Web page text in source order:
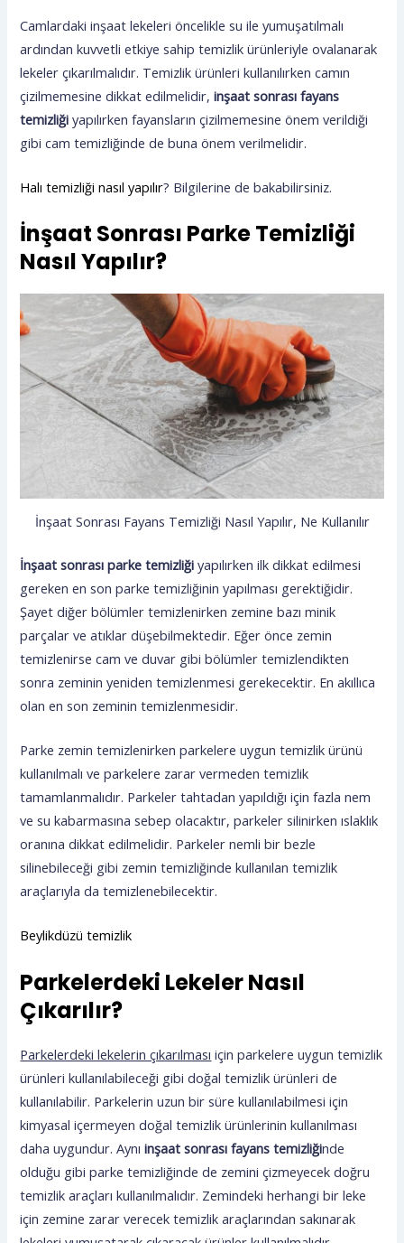
Camlardaki inşaat lekeleri öncelikle su ile yumuşatılmalı
ardından kuvvetli etkiye sahip temizlik ürünleriyle ovalanarak
lekeler çıkarılmalıdır. Temizlik ürünleri kullanılırken camın
çizilmemesine dikkat edilmelidir,inşaat sonrası fayans
temizliği yapılırken fayansların çizilmemesine önem verildiği
gibi cam temizliğinde de buna önem verilmelidir.
Halı temizliği nasıl yapılır? Bilgilerine de bakabilirsiniz.
İnşaat Sonrası Parke Temizliği
Nasıl Yapılır?
İnşaat Sonrası Fayans Temizliği Nasıl Yapılır, Ne Kullanılır
İnşaat sonrası parke temizliği yapılırken ilk dikkat edilmesi
gereken en son parke temizliğinin yapılması gerektiğidir.
Şayet diğer bölümler temizlenirken zemine bazı minik
parçalar ve atıklar düşebilmektedir. Eğer önce zemin
temizlenirse cam ve duvar gibi bölümler temizlendikten
sonra zeminin yeniden temizlenmesi gerekecektir. En akıllıca
olan en son zeminin temizlenmesidir.
Parke zemin temizlenirken parkelere uygun temizlik ürünü
kullanılmalı ve parkelere zarar vermeden temizlik
tamamlanmalıdır. Parkeler tahtadan yapıldığı için fazla nem
ve su kabarmasına sebep olacaktır, parkeler silinirken ıslaklık
oranına dikkat edilmelidir. Parkeler nemli bir bezle
silinebileceği gibi zemin temizliğinde kullanılan temizlik
araçlarıyla da temizlenebilecektir.
Beylikdüzü temizlik
Parkelerdeki Lekeler Nasıl
Çıkarılır?
Parkelerdeki lekelerin çıkarılması için parkelere uygun temizlik
ürünleri kullanılabileceği gibi doğal temizlik ürünleri de
kullanılabilir. Parkelerin uzun bir süre kullanılabilmesi için
kimyasal içermeyen doğal temizlik ürünlerinin kullanılması
daha uygundur. Aynıinşaat sonrası fayans temizliğinde
olduğu gibi parke temizliğinde de zemini çizmeyecek doğru
temizlik araçları kullanılmalıdır. Zemindeki herhangi bir leke
için zemine zarar verecek temizlik araçlarından sakınarak